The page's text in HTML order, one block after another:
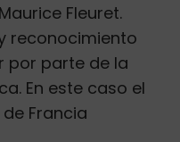
Fleuret.
reconocimiento
por parte de la
En este caso el
Francia